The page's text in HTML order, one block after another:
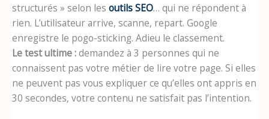
structurés » selon les outils SEO… qui ne répondent à
rien. L’utilisateur arrive, scanne, repart. Google
enregistre le pogo-sticking. Adieu le classement.
Le test ultime :demandez à 3 personnes qui ne
connaissent pas votre métier de lire votre page. Si elles
ne peuvent pas vous expliquer ce qu’elles ont appris en
30 secondes, votre contenu ne satisfait pas l’intention.